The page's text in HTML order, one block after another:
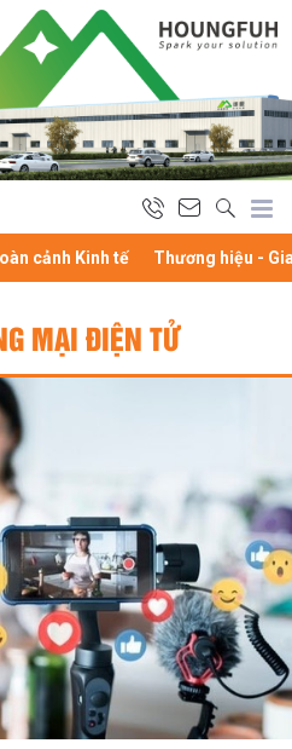
cảnh Kinh tế Thương hiệu -
MẠI ĐIỆN TỬ